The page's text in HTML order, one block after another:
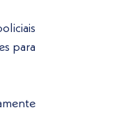
para